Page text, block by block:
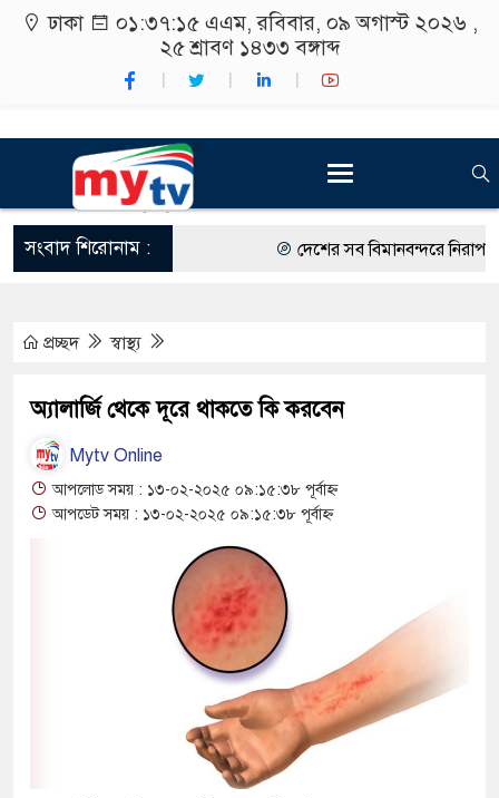
ঢাকা ০১:৩৭:১৬ এএম, রবিবার, ০৯ অগাস্ট ২০২৬ ,
২৫ শ্রাবণ ১৪৩৩ বঙ্গাব্দ
সংবাদ শিরোনাম : দেশের সব বিমানবন্দরে নিরাপত্তা
কর্মসূচীর শুভসূচনা।
রং ফর্সাকারী ৮ ব্র্যান্ডের ক্রিমে
অত্যাচারের ছবি যেন আর তুলতে
আলাল
‘গুলশানের চামেলি’তে ভিন্ন রূপে
যৌনকর্মীর দালাল চরিত্রে
সারজিস-পাটোয়ারীসহ ১০ জনের
প্রচ্ছদ স্বাস্থ্য
অ্যালার্জি থেকে দূরে থাকতে কি করবেন
Mytv Online
আপলোড সময় : ১৩-০২-২০২৫ ০৯:১৫:৩৮ পূর্বাহ্ন
আপডেট সময় : ১৩-০২-২০২৫ ০৯:১৫:৩৮ পূর্বাহ্ন